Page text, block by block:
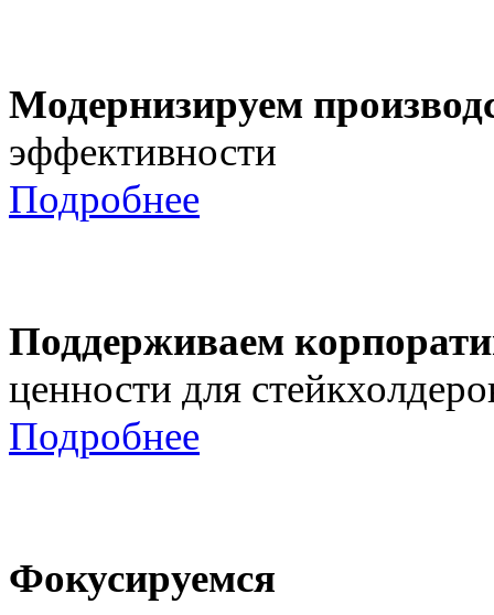
Модернизируем
эффективности
Подробнее
Поддерживаем
ценности для
Подробнее
Фокусируемся